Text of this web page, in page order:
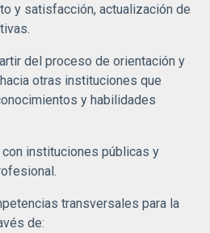
y satisfacción, actualización de
del proceso de orientación y
otras instituciones que
y habilidades
instituciones públicas y
transversales para la
de: